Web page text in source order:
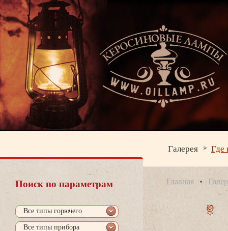
Галерея Где
Поиск по параметрам
се типы горючего
се типы прибора
Главная